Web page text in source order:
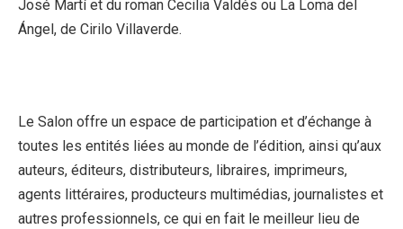
José Martí et du roman Cecilia Valdés ou La Loma del
Ángel, de Cirilo Villaverde.
Le Salon offre un espace de participation et d’échange à
toutes les entités liées au monde de l’édition, ainsi qu’aux
auteurs, éditeurs, distributeurs, libraires, imprimeurs,
agents littéraires, producteurs multimédias, journalistes et
autres professionnels, ce qui en fait le meilleur lieu de